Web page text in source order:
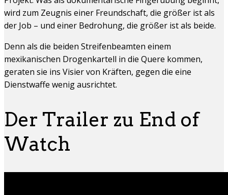
wird zum Zeugnis einer Freundschaft, die größer ist als
der Job – und einer Bedrohung, die größer ist als beide.
Denn als die beiden Streifenbeamten einem
mexikanischen Drogenkartell in die Quere kommen,
geraten sie ins Visier von Kräften, gegen die eine
Dienstwaffe wenig ausrichtet.
Der Trailer zu End of
Watch